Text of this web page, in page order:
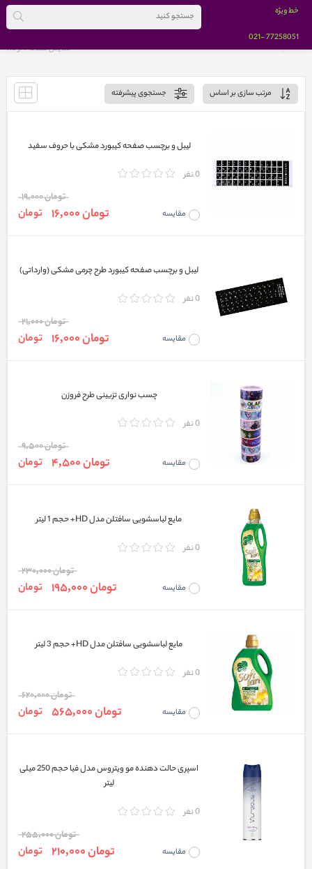
خط ویژه
77258051
-021
خانه
BRANDS نمایش صفحه 1 از 118
مرتب سازی بر اساس جستجوی پیشرفته
لیبل و برچسب صفحه کیبورد مشکی با حروف سفید
0 نفر
مقایسه
تومان 19,000
تومان 16,000 تومان
لیبل و برچسب صفحه کیبورد طرح چرمی مشکی (وارداتی)
0 نفر
مقایسه
تومان 21,000
تومان 16,000 تومان
چسب نواری تزیینی طرح فروزن
0 نفر
مقایسه
تومان 9,500
تومان 4,500 تومان
مایع لباسشویی سافتلن مدل HD+ حجم 1 لیتر
0 نفر
مقایسه
تومان 230,000
تومان 195,000 تومان
مایع لباسشویی سافتلن مدل HD+ حجم 3 لیتر
0 نفر
مقایسه
تومان 620,000
تومان 565,000 تومان
اسپری حالت دهنده مو ویتروس مدل فیا حجم 250 میلی
لیتر
0 نفر
مقایسه
تومان 255,000
تومان 210,000 تومان